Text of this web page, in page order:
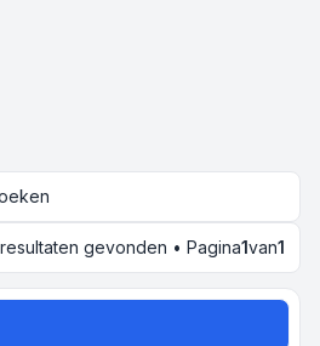
gevonden • Pagina1van1